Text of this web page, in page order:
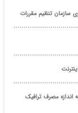
اندازه مصرف ترافیک